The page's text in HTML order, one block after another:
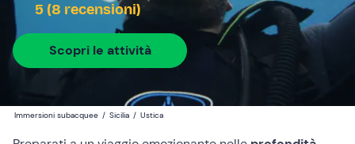
5 (8 recensioni)
Scopri le attività
Immersioni subacquee / Sicilia / Ustica